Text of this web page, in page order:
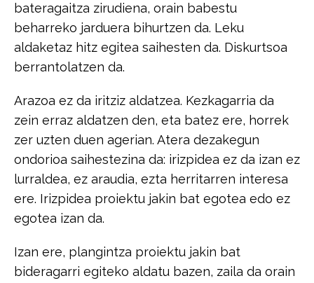
bateragaitza zirudiena,​ ​orain babestu
beharreko jarduera bihurtzen da. Leku
aldaketaz hitz egitea​ ​saihesten da. Diskurtsoa
berrantolatzen da.​
​Arazoa ez da iritziz aldatzea. Kezkagarria da
zein erraz aldatzen den, eta batez​ ​ere, horrek
zer uzten duen agerian. Atera dezakegun
ondorioa saihestezina da:​ ​irizpidea ez da izan ez
lurraldea, ez araudia, ezta herritarren interesa
ere.​ ​Irizpidea proiektu jakin bat egotea edo ez
egotea izan da.​
Izan ere, plangintza proiektu jakin bat
bideragarri egiteko aldatu bazen, zaila da​ ​orain